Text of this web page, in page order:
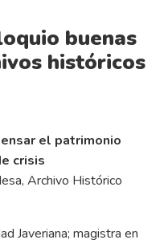
buenas
históricos
el patrimonio
crisis
Archivo Histórico
Javeriana; magistra en